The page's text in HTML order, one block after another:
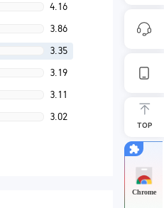
4.16
3.86
3.35
3.19
3.11
3.02
TOP
Chrome